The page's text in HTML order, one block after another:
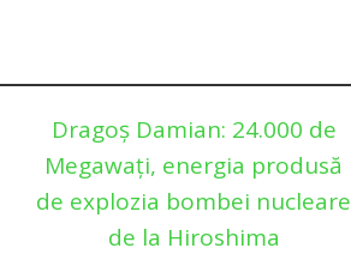
Dragoș Damian: 24.000 de
Megawați, energia produsă
de explozia bombei nucleare
de la Hiroshima